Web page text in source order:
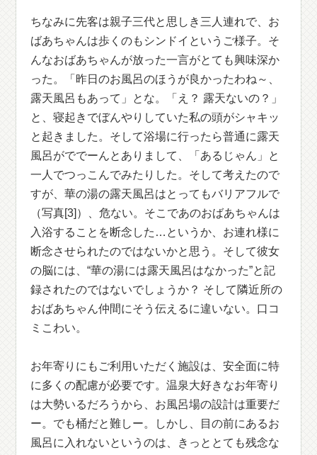
ちなみに先客は親子三代と思しき三人連れで、お
ばあちゃんは歩くのもシンドイというご様子。そ
んなおばあちゃんが放った一言がとても興味深か
った。「昨日のお風呂のほうが良かったわね～、
露天風呂もあって」とな。「え？ 露天ないの？」
と、寝起きでぼんやりしていた私の頭がシャキッ
と起きました。そして浴場に行ったら普通に露天
風呂がででーんとありまして、「あるじゃん」と
一人でつっこんでみたりした。そして考えたので
すが、華の湯の露天風呂はとってもバリアフルで
（写真[3]）、危ない。そこであのおばあちゃんは
入浴することを断念した…というか、お連れ様に
断念させられたのではないかと思う。そして彼女
の脳には、“華の湯には露天風呂はなかった”と記
録されたのではないでしょうか？ そして隣近所の
おばあちゃん仲間にそう伝えるに違いない。口コ
ミこわい。
お年寄りにもご利用いただく施設は、安全面に特
に多くの配慮が必要です。温泉大好きなお年寄り
は大勢いるだろうから、お風呂場の設計は重要だ
ー。でも桶だと難しー。しかし、目の前にあるお
風呂に入れないというのは、きっととても残念な